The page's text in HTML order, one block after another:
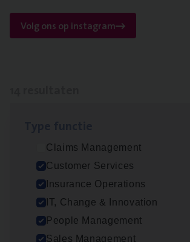
Volg ons op instagram
Claims Management
Customer Services
Insurance Operations
IT, Change & Innovation
People Management
Sales Management
Busi­ness Analyst
IT, Change & Innovation
Antwerpen
Insu­ran­ce Bro­ker Trans­port